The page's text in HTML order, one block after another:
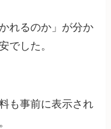
れるのか」が分か
でした。
も事前に表示され